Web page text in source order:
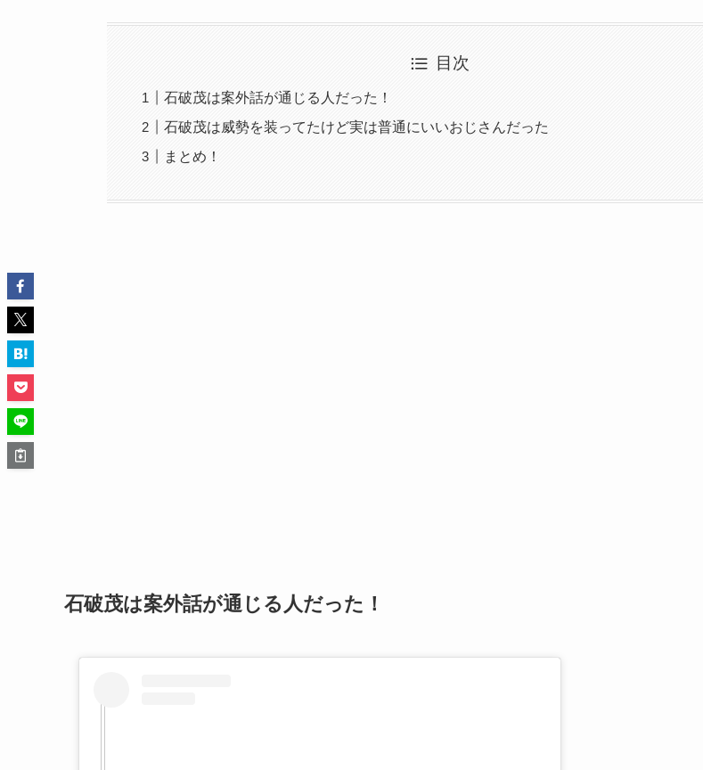
目次
石破茂は案外話が通じる人だった！
石破茂は威勢を装ってたけど実は普通にいいおじさんだった
まとめ！
石破茂は案外話が通じる人だった！